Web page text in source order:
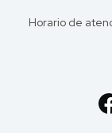
Horario de